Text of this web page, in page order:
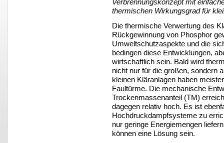
Verbrennungskonzept mit
thermischen Wirkungsgrad für
Die thermische Verwertung des
Rückgewinnung von Phosphor
Umweltschutzaspekte und die
bedingen diese Entwicklungen,
wirtschaftlich sein. Bald wird
nicht nur für die großen, sondern
kleinen Kläranlagen haben
Faultürme. Die mechanische
Trockenmassenanteil (TM)
dagegen relativ hoch. Es ist
Hochdruckdampfsysteme zu
nur geringe Energiemengen
können eine Lösung sein.